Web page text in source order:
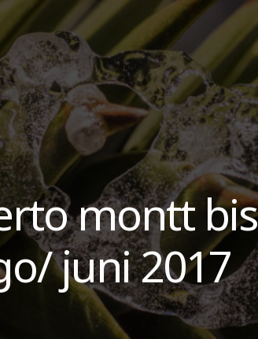
montt bis
juni 2017